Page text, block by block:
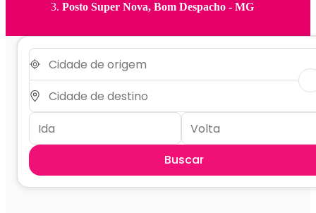
Posto Super Nova, Bom Despacho - MG
Buscar